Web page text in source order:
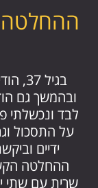
ההחלטה
בגיל
ובהמשך גם
לבד ונכשלתי
על התסכול
ידיים
ההחלטה
שרית עם שתי